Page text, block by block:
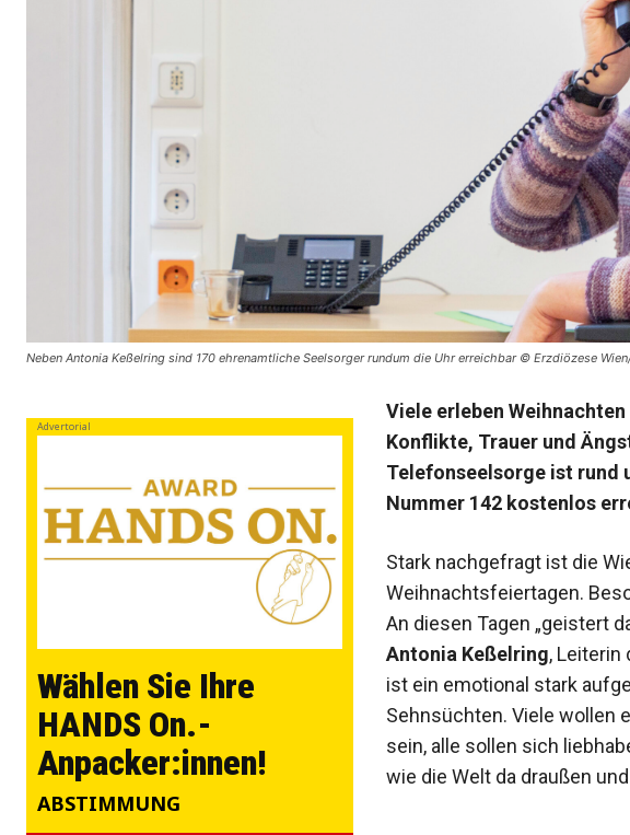
Neben Antonia Keßelring sind 170 ehrenamtliche Seelsorger rundum die Uhr erreichbar © Erzdiözese
Advertorial
Wählen Sie Ihre
HANDS On.-
Anpacker:innen!
ABSTIMMUNG
Viele erleben
Konflikte, Trauer und
Telefonseelsorge ist rund
Nummer 142 kostenlos
Stark nachgefragt ist die
Weihnachtsfeiertagen.
An diesen Tagen „geistert
Antonia Keßelring, Leiterin
ist ein emotional stark
Sehnsüchten. Viele wollen
sein, alle sollen sich
wie die Welt da draußen